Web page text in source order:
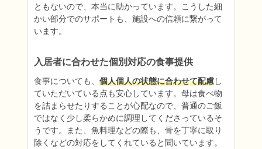
ともないので、本当に助かっています。こうした細
かい部分でのサポートも、施設への信頼に繋がって
います。
入居者に合わせた個別対応の食事提供
食事についても、 個人個人の状態に合わせて配慮し
ていただいている点も安心しています。母は食べ物
を詰まらせたりすることが心配なので、普通のご飯
ではなく少し柔らかめに調理してくださっているそ
うです。また、魚料理などの際も、骨を丁寧に取り
除くなどの対応をしてくれていると聞いています。